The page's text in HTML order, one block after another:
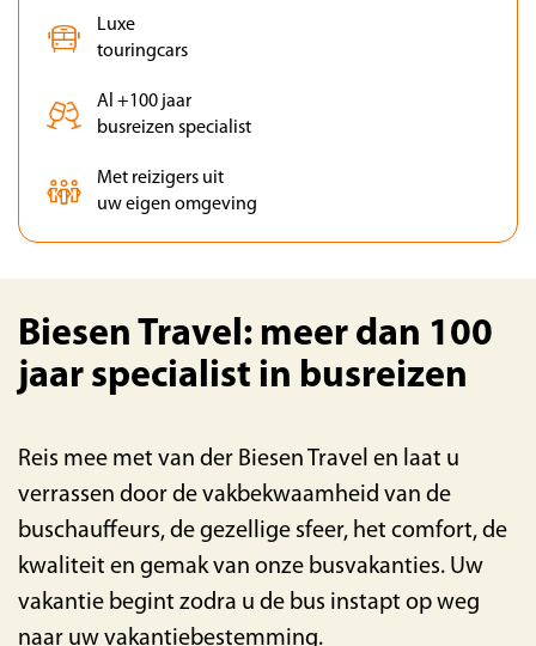
Luxe
touringcars
Al +100 jaar
busreizen specialist
Met reizigers uit
uw eigen omgeving
Biesen Travel: meer dan 100
jaar specialist in busreizen
Reis mee met van der Biesen Travel en laat u
verrassen door de vakbekwaamheid van de
buschauffeurs, de gezellige sfeer, het comfort, de
kwaliteit en gemak van onze busvakanties. Uw
vakantie begint zodra u de bus instapt op weg
naar uw vakantiebestemming.